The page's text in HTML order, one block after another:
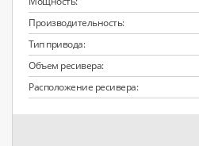
Производительность:
Тип привода:
Объем ресивера:
Расположение ресивера: